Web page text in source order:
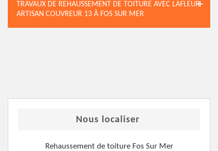
TRAVAUX DE REHAUSSEMENT DE TOITURE AVEC LAFLEUR
ARTISAN COUVREUR 13 À FOS SUR MER
Nous localiser
Rehaussement de toiture Fos Sur Mer